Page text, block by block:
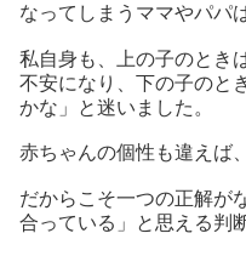
なってしまうママやパパ
私自身も、上の子のとき
不安になり、下の子のと
かな」と迷いました。
赤ちゃんの個性も違えば
だからこそ一つの正解が
合っている」と思える判